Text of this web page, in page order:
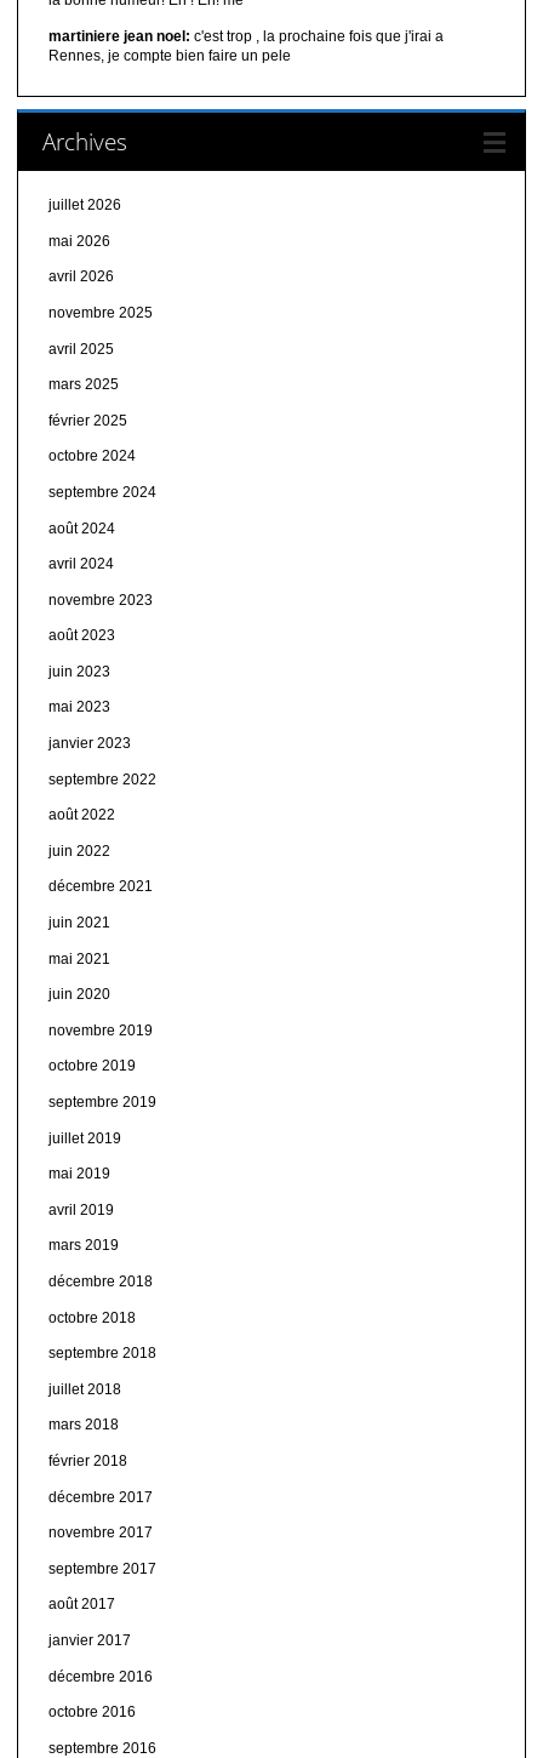
martiniere jean noel: c'est trop , la prochaine fois que j'irai a
Rennes, je compte bien faire un pele
Archives
juillet 2026
mai 2026
avril 2026
novembre 2025
avril 2025
mars 2025
février 2025
octobre 2024
septembre 2024
août 2024
avril 2024
novembre 2023
août 2023
juin 2023
mai 2023
janvier 2023
septembre 2022
août 2022
juin 2022
décembre 2021
juin 2021
mai 2021
juin 2020
novembre 2019
octobre 2019
septembre 2019
juillet 2019
mai 2019
avril 2019
mars 2019
décembre 2018
octobre 2018
septembre 2018
juillet 2018
mars 2018
février 2018
décembre 2017
novembre 2017
septembre 2017
août 2017
janvier 2017
décembre 2016
octobre 2016
septembre 2016